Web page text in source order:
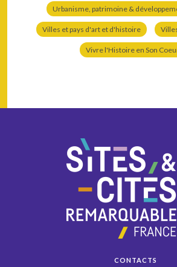
Urbanisme, patrimoine &
Villes et pays d'art et d'histoire
Vivre l'Histoire en Son
CONTACTS